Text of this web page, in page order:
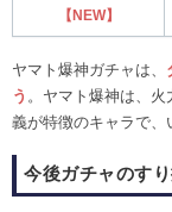
【NEW】
ヤマト爆神ガチャは、
う 。ヤマト爆神は、
義が特徴のキャラで、
今後ガチャのす